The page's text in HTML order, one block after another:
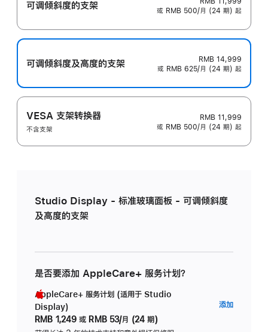
可调倾斜度的支架
或 RMB 500/月 (24 期) 起
可调倾斜度及高‍度的支‍架
RMB 14,999
或 RMB 625/月 (24 期) 起
VESA 支架转换器
不含支架
RMB 11,999
或 RMB 500/月 (24 期) 起
Studio Display - 标准玻璃面板 - 可调倾斜度
及高度的支架
是否要添加 AppleCare+ 服务计划？
AppleCare+ 服务计划 (适用于 Studio
Display)
RMB 1,249 或 RMB 53/月 (24 期)
添加